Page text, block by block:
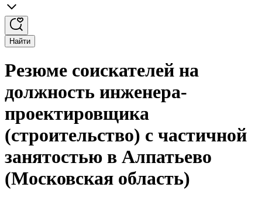
Найти
Резюме соискателей на
должность инженера-
проектировщика
(строительство) с частичной
занятостью в Алпатьево
(Московская область)